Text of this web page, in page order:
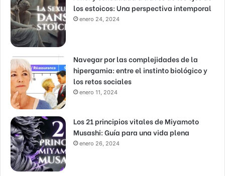
los estoicos: Una perspectiva intemporal
enero 24, 2024
Navegar por las complejidades de la
hipergamia: entre el instinto biológico y
los retos sociales
enero 11, 2024
Los 21 principios vitales de Miyamoto
Musashi: Guía para una vida plena
enero 26, 2024